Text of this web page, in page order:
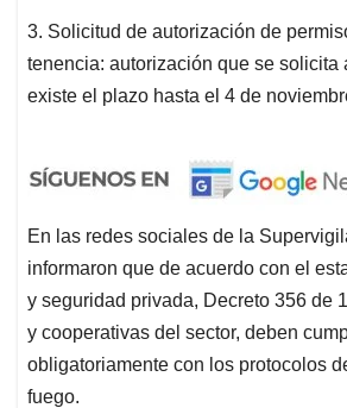
3. Solicitud de autorización de
tenencia: autorización que se solicita
existe el plazo hasta el 4 de
En las redes sociales de la
informaron que de acuerdo con el
y seguridad privada, Decreto 356 de
y cooperativas del sector, deben
obligatoriamente con los protocolos
fuego.